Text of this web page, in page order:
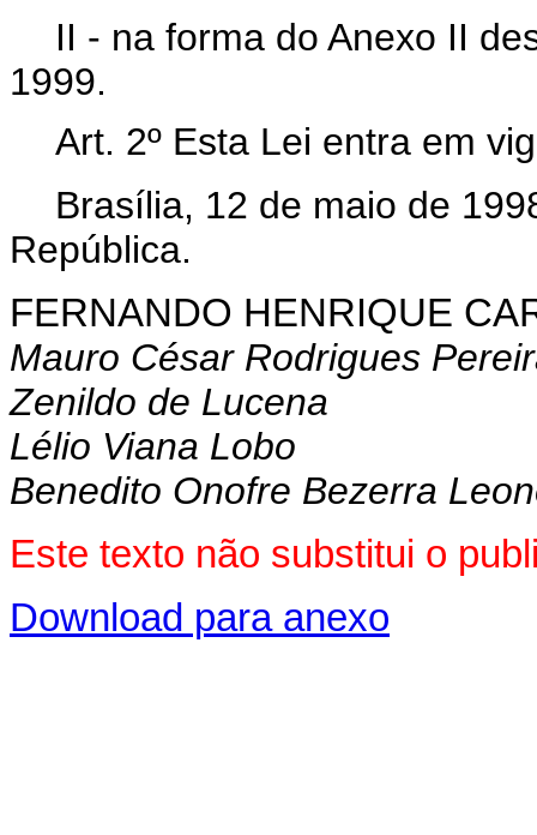
II - na forma do Anexo II
1999.
Art. 2º Esta Lei entra em
Brasília, 12 de maio de
República.
FERNANDO HENRIQUE
Mauro César Rodrigues
Zenildo de Lucena
Lélio Viana Lobo
Benedito Onofre Bezerra
Este texto não substitui o
Download para anexo